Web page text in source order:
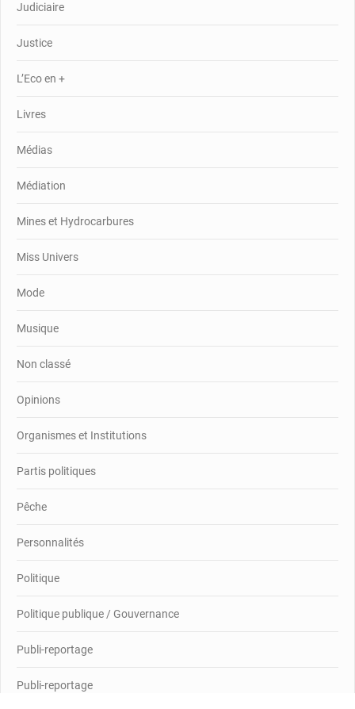
Judiciaire
Justice
L’Eco en +
Livres
Médias
Médiation
Mines et Hydrocarbures
Miss Univers
Mode
Musique
Non classé
Opinions
Organismes et Institutions
Partis politiques
Pêche
Personnalités
Politique
Politique publique / Gouvernance
Publi-reportage
Publi-reportage